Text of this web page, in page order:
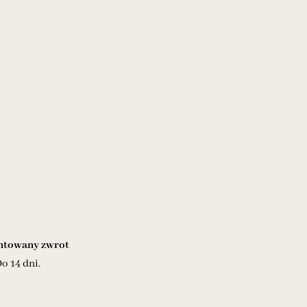
zwrot
14 dni.